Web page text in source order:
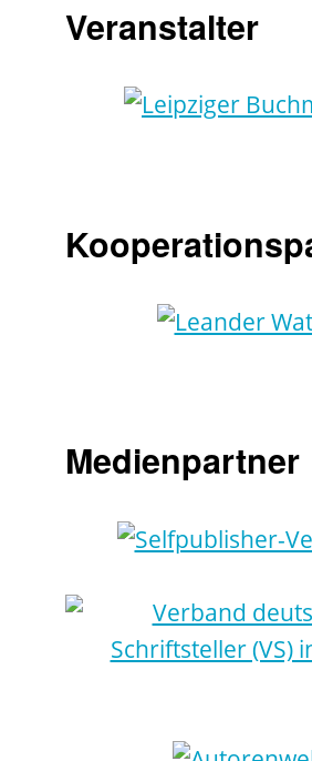
Veranstalter
Medienpartner